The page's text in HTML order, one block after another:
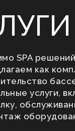
SPA
как
услуги,